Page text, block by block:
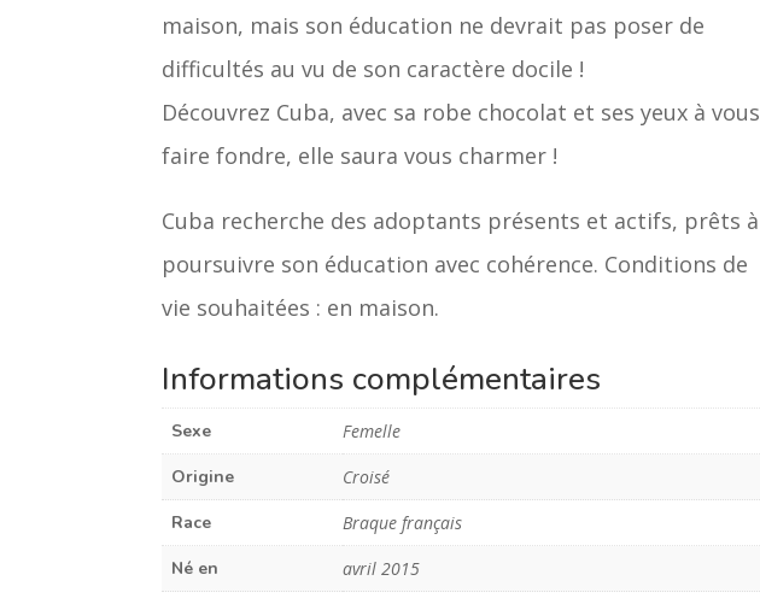
maison, mais son éducation ne devrait pas poser de
difficultés au vu de son caractère docile !
Découvrez Cuba, avec sa robe chocolat et ses yeux à vous
faire fondre, elle saura vous charmer !
Cuba recherche des adoptants présents et actifs, prêts à
poursuivre son éducation avec cohérence. Conditions de
vie souhaitées : en maison.
Informations complémentaires
Sexe
Femelle
Origine
Croisé
Race
Braque français
Né en
avril 2015